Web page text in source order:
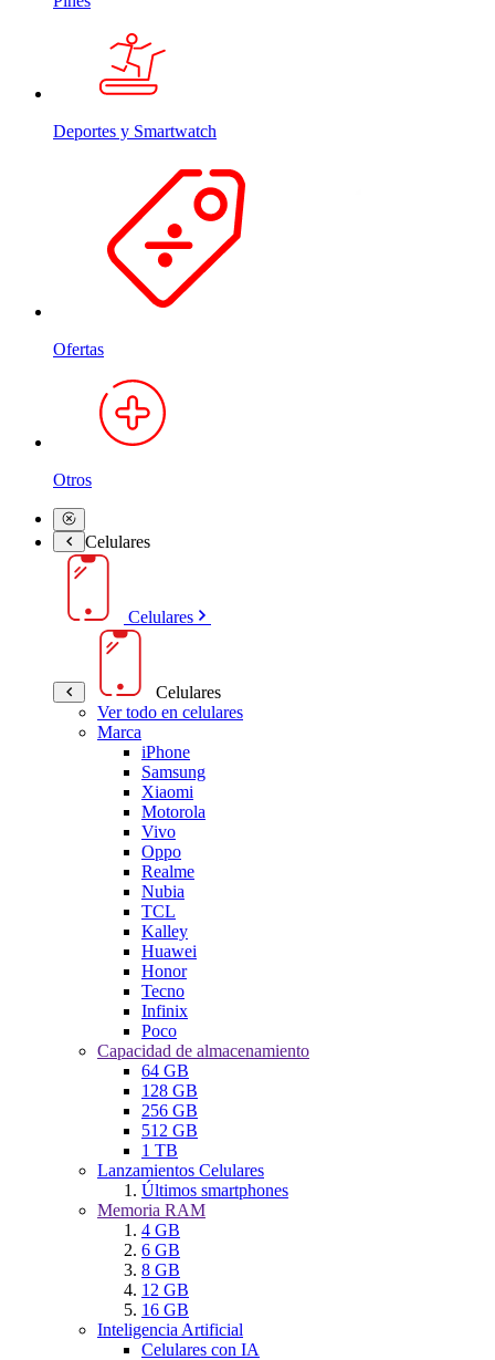
Deportes y Smartwatch
Ofertas
Otros
Celulares
Celulares
Celulares
Ver todo en celulares
Marca
iPhone
Samsung
Xiaomi
Motorola
Vivo
Oppo
Realme
Nubia
TCL
Kalley
Huawei
Honor
Tecno
Infinix
Poco
Capacidad de almacenamiento
64 GB
128 GB
256 GB
512 GB
1 TB
Lanzamientos Celulares
Últimos smartphones
Memoria RAM
4 GB
6 GB
8 GB
12 GB
16 GB
Inteligencia Artificial
Celulares con IA